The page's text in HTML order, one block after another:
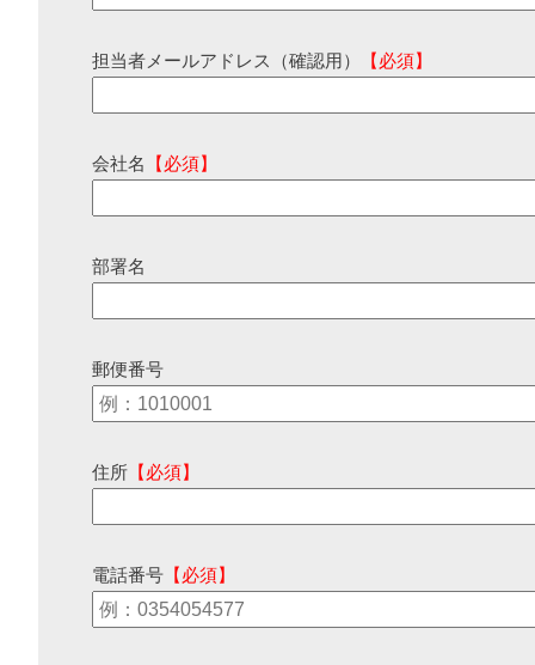
担当者メールアドレス（確認用） 【必須】
会社名 【必須】
部署名
郵便番号
住所 【必須】
電話番号 【必須】